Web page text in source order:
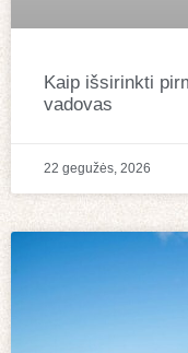
Kaip išsirinkti
vadovas
22 gegužės, 2026